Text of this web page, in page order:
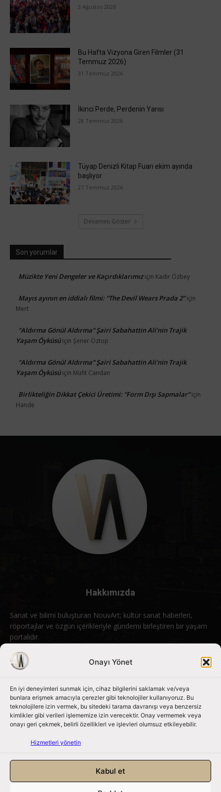
Onayı Yönet
En iyi deneyimleri sunmak için, cihaz bilgilerini saklamak ve/veya
bunlara erişmek amacıyla çerezler gibi teknolojiler kullanıyoruz. Bu
teknolojilere izin vermek, bu sitedeki tarama davranışı veya benzersiz
kimlikler gibi verileri işlememize izin verecektir. Onay vermemek veya
onayı geri çekmek, belirli özellikleri ve işlevleri olumsuz etkileyebilir.
Hizmetleri yönetin
Kabul et
3 Ağustos 2026
Bu Hafta Vizyona Giren Filmler (31
Temmuz 2026)
31 Temmuz 2026
İkinci Perde, Perdenin Yarısı
28 Temmuz 2026
Tüyap Denizli Kitap Fuarı ekim ayında
başlıyor
27 Temmuz 2026
Devamını Göster
Son yorumlar
Müzikte Yeni Dengeler ve Kaçırdıklarımıziçin Kadir Özbey
Mayıs ayının en iddialı filmi: “The Devil Wears Prada 2”için
Mert
“Aldırma Gönül Aldırma” Şairi Sabahattin Ali’nin Trajik
Yaşam Öyküsüiçin Şener Öztop
“Aldırma Gönül Aldırma” Şairi Sabahattin Ali’nin Trajik
Yaşam Öyküsüiçin Müfit Candan
Birlikteliğin Dikkat Çekici Üretimi: “Form Dışı Sapmalar”için
Hande
Hakkımızda
Sanat ve bilimi buluşturan NouvArt; kültür sanat haberleri,
röportajlar ve özgün içerikleriyle gündemi birleştiren bir yaşam
portalıdır.
Bizimle iletişime geçin: info@nouvart.net
Bizi Takip Edin